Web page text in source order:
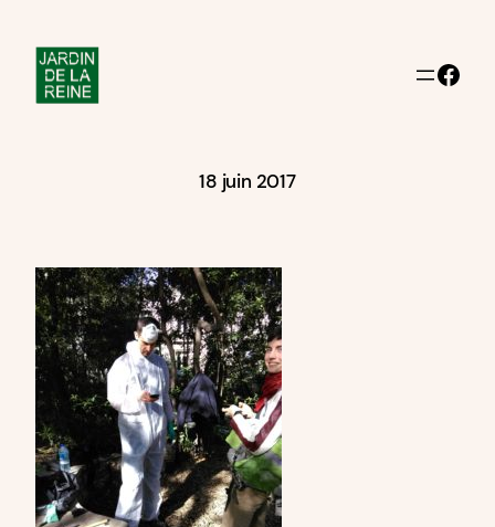
contenu
Facebook
18 juin 2017